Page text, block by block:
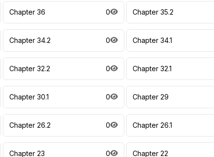
Chapter 36 0 Chapter 35.2
Chapter 34.2 0 Chapter 34.1
Chapter 32.2 0 Chapter 32.1
Chapter 30.1 0 Chapter 29
Chapter 26.2 0 Chapter 26.1
Chapter 23 0 Chapter 22